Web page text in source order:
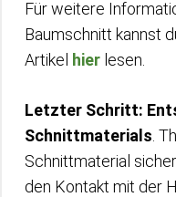
Für weitere
Baumschnitt kannst
Artikel hier lesen.
Letzter Schritt:
Schnittmaterials .
Schnittmaterial
den Kontakt mit der